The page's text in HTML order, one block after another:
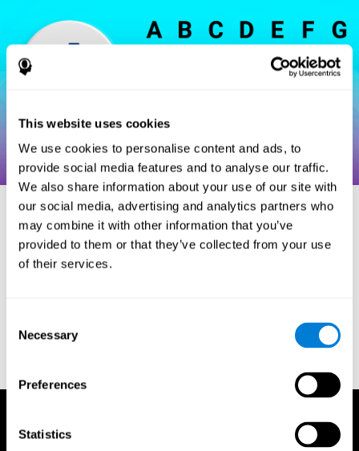
This website uses cookies
We use cookies to personalise content and ads, to
provide social media features and to analyse our traffic.
We also share information about your use of our site with
our social media, advertising and analytics partners who
may combine it with other information that you’ve
provided to them or that they’ve collected from your use
of their services.
Selection
Necessary
Preferences
Statistics
مراجع
Merten, T. (2004). A Short Version of the Hooper Visual
Organization Test: Reliability and Validity. Applied
neuropsychology, 11(2), 99-102.
https://doi.org/10.1207/s15324826an1102_5